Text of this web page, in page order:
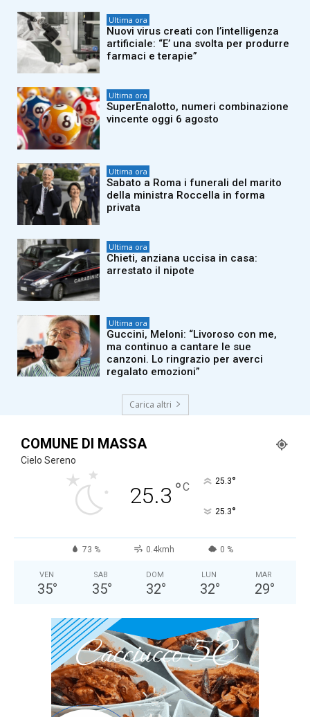
Ultima ora
Nuovi virus creati con l’intelligenza
artificiale: “E’ una svolta per produrre
farmaci e terapie”
Ultima ora
SuperEnalotto, numeri combinazione
vincente oggi 6 agosto
Ultima ora
Sabato a Roma i funerali del marito
della ministra Roccella in forma
privata
Ultima ora
Chieti, anziana uccisa in casa:
arrestato il nipote
Ultima ora
Guccini, Meloni: “Livoroso con me,
ma continuo a cantare le sue
canzoni. Lo ringrazio per averci
regalato emozioni”
Carica altri
COMUNE DI MASSA
Cielo Sereno
25.3 °C 25.3°
25.3°
73 % 0.4kmh 0 %
VEN
35°
SAB
35°
DOM
32°
LUN
32°
MAR
29°